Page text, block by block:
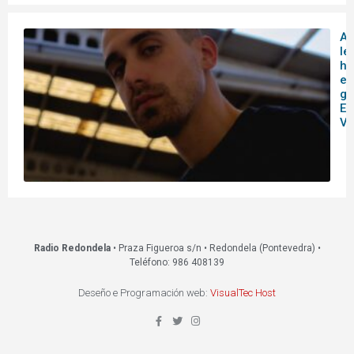
en
Radio Redondela• Praza Figueroa s/n • Redondela (Pontevedra) •
Teléfono: 986 408139
Deseño e Programación web: VisualTec Host